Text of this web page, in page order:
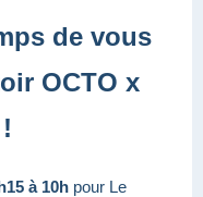
de vous
OCTO x
à 10h pour Le